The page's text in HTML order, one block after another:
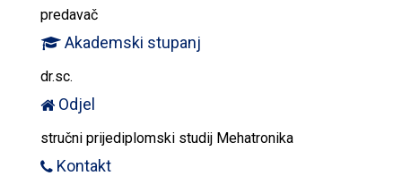
predavač
Akademski stupanj
dr.sc.
Odjel
stručni prijediplomski studij Mehatronika
Kontakt